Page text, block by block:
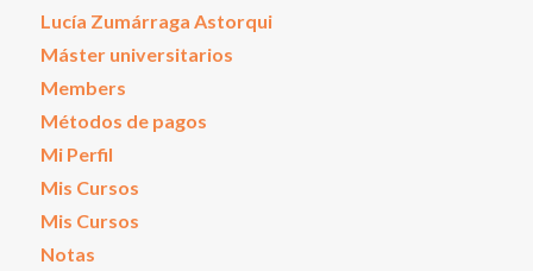
Lucía Zumárraga Astorqui
Máster universitarios
Members
Métodos de pagos
Mi Perfil
Mis Cursos
Mis Cursos
Notas